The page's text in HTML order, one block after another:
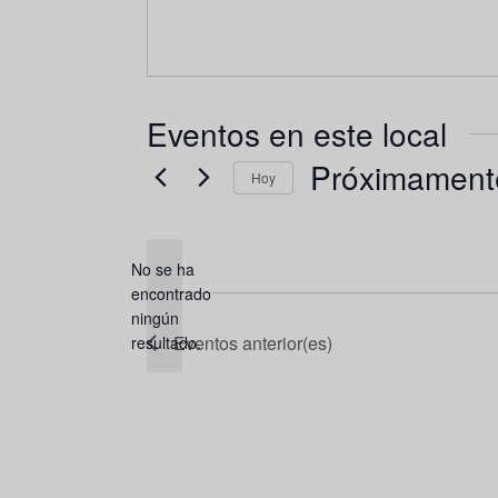
Eventos en este local
Aviso
No se ha
encontrado
ningún
resultado.
Hoy
Eventosanterior(es)